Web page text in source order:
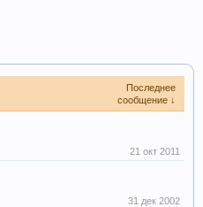
Последнее
сообщение ↓
21 окт 2011
31 дек 2002